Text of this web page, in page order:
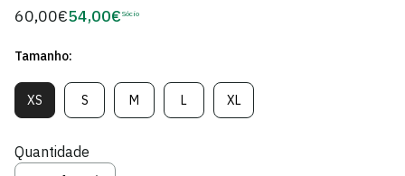
Preço
60,00€Preço
Sócio
54,00€ Sócio
Tamanho:
XSVariante
Esgotada
Indisponível
SVariante
Esgotada
Indisponível
MVariante
Esgotada
LVariante
Esgotada
XLVariante
Esgotada
Quantidade